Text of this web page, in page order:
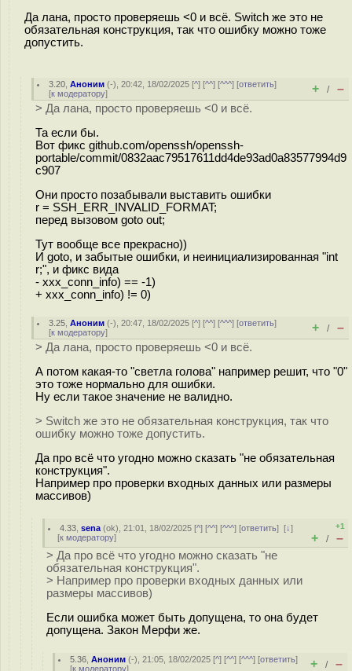
Да лана, просто проверяешь <0 и всё. Switch же это не
обязательная конструкция, так что ошибку можно тоже
допустить.
3.20 ,Аноним (-), 20:42, 18/02/2025 [^] [^^] [^^^] [ответить]
[к модератору] + / –
> Да лана, просто проверяешь <0 и всё.
Та если бы.
Вот фикс github.com/openssh/openssh-
portable/commit/0832aac79517611dd4de93ad0a83577994d9
c907
Они просто позабывали выставить ошибки
r = SSH_ERR_INVALID_FORMAT;
перед вызовом goto out;
Тут вообще все прекрасно))
И goto, и забытые ошибки, и неинициализированная "int
r;", и фикс вида
- xxx_conn_info) == -1)
+ xxx_conn_info) != 0)
3.25 ,Аноним (-), 20:47, 18/02/2025 [^] [^^] [^^^] [ответить]
[к модератору] + / –
> Да лана, просто проверяешь <0 и всё.
А потом какая-то "светла голова" например решит, что "0"
это тоже нормально для ошибки.
Ну если такое значение не валидно.
> Switch же это не обязательная конструкция, так что
ошибку можно тоже допустить.
Да про всё что угодно можно сказать "не обязательная
конструкция".
Например про проверки входных данных или размеры
массивов)
4.33 ,sena (ok), 21:01, 18/02/2025 [^] [^^] [^^^] [ответить][↓]
[к модератору]
+1
+ / –
> Да про всё что угодно можно сказать "не
обязательная конструкция".
> Например про проверки входных данных или
размеры массивов)
Если ошибка может быть допущена, то она будет
допущена. Закон Мерфи же.
5.36 ,Аноним (-), 21:05, 18/02/2025 [^] [^^] [^^^] [ответить]
[к модератору] + / –